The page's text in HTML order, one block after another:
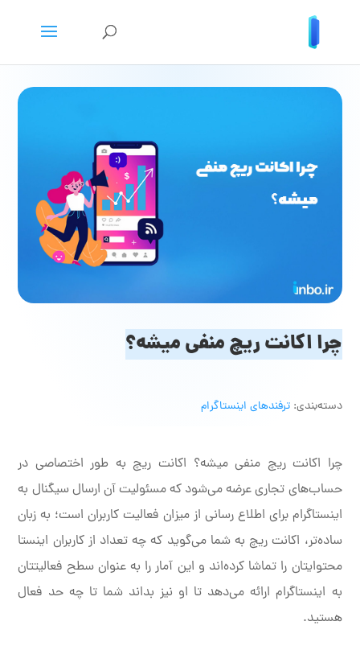
چرا اکانت ریچ منفی میشه؟
دسته‌بندی:ترفندهای اینستاگرام
چرا اکانت ریچ منفی میشه؟ اکانت ریچ به طور اختصاصی در
حساب‌های تجاری عرضه می‌شود که مسئولیت آن ارسال سیگنال به
اینستاگرام برای اطلاع رسانی از میزان فعالیت کاربران است؛ به زبان
ساده‌تر، اکانت ریچ به شما می‌گوید که چه تعداد از کاربران اینستا
محتوایتان را تماشا کرده‌اند و این آمار را به عنوان سطح فعالیتتان
به اینستاگرام ارائه می‌دهد تا او نیز بداند شما تا چه حد فعال
هستید.